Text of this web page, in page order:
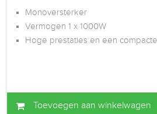
Monoversterker
Vermogen 1 x 1000W
Hoge prestaties en een
Toevoegen aan winkelwagen